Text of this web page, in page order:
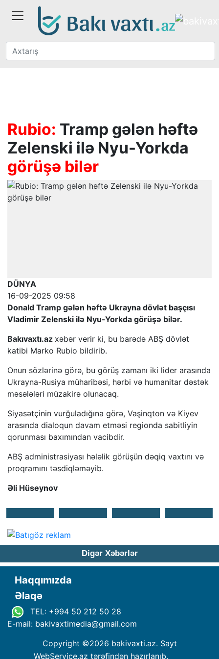
Rubio: Tramp gələn həftə
Zelenski ilə Nyu-Yorkda
görüşə bilər
DÜNYA
16-09-2025 09:58
Donald Tramp gələn həftə Ukrayna dövlət başçısı
Vladimir Zelenski ilə Nyu-Yorkda görüşə bilər.
Bakıvaxtı.az xəbər verir ki, bu barədə ABŞ dövlət
katibi Marko Rubio bildirib.
Onun sözlərinə görə, bu görüş zamanı iki lider arasında
Ukrayna-Rusiya müharibəsi, hərbi və humanitar dəstək
məsələləri müzakirə olunacaq.
Siyasətçinin vurğuladığına görə, Vaşinqton və Kiyev
arasında dialoqun davam etməsi regionda sabitliyin
qorunması baxımından vacibdir.
ABŞ administrasiyası hələlik görüşün dəqiq vaxtını və
proqramını təsdiqləməyib.
Əli Hüseynov
Digər Xəbərlər
Haqqımızda
Əlaqə
TEL: +994 50 212 50 28
E-mail: bakivaxtimedia@gmail.com
Copyright ©2026 bakivaxti.az. Sayt
WebService.az tərəfindən hazırlanıb.